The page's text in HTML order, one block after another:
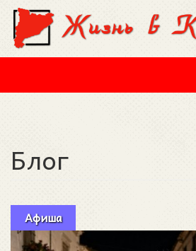
Перейти к основному содержанию
Блог
Афиша